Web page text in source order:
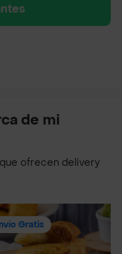
de mi
ofrecen delivery
Gratis